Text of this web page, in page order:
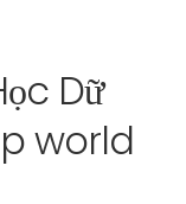
Dữ
world